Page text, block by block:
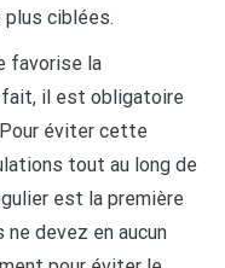
ciblées.
favorise la
fait, il est obligatoire
éviter cette
tout au long de
est la première
devez en aucun